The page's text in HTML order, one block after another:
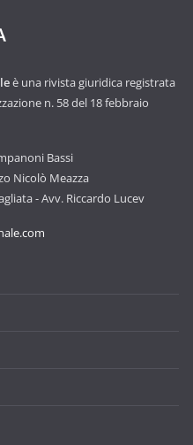
è una rivista giuridica registrata
n. 58 del 18 febbraio
Bassi
Nicolò Meazza
- Avv. Riccardo Lucev